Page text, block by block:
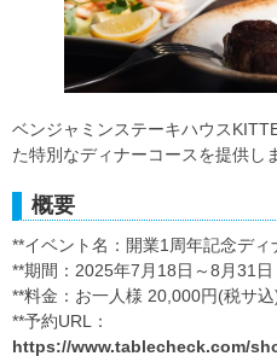
ベンジャミンステーキハウス
た特別なディナーコースを提供し
概要
**イベント名：開業1周年記念ディ
**期間：2025年7月18日～8月31日
**料金：お一人様 20,000円(税サ込
**予約URL：
https://www.tablecheck.com/